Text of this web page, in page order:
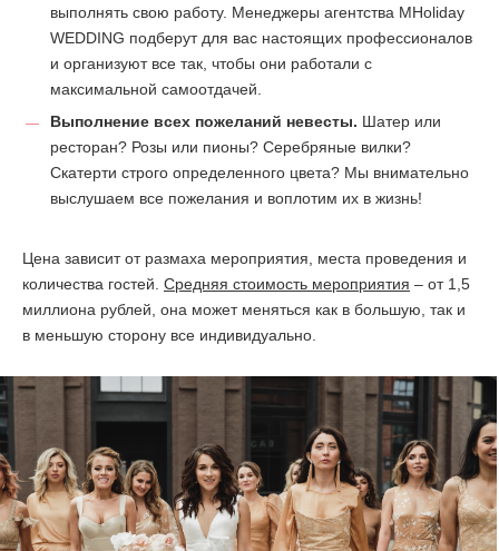
выполнять свою работу. Менеджеры агентства MHoliday
WEDDING подберут для вас настоящих профессионалов
и организуют все так, чтобы они работали с
максимальной самоотдачей.
Выполнение всех пожеланий невесты. Шатер или
ресторан? Розы или пионы? Серебряные вилки?
Скатерти строго определенного цвета? Мы внимательно
выслушаем все пожелания и воплотим их в жизнь!
Цена зависит от размаха мероприятия, места проведения и
количества гостей. Средняя стоимость мероприятия – от 1,5
миллиона рублей, она может меняться как в большую, так и
в меньшую сторону все индивидуально.